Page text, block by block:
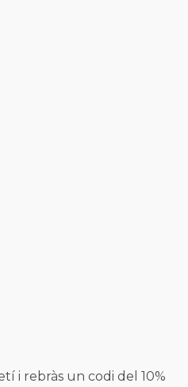
i rebràs un codi del 10%